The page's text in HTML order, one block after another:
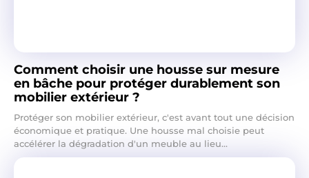
Comment choisir une housse sur mesure
en bâche pour protéger durablement son
mobilier extérieur ?
Protéger son mobilier extérieur, c'est avant tout une décision
économique et pratique. Une housse mal choisie peut
accélérer la dégradation d'un meuble au lieu...